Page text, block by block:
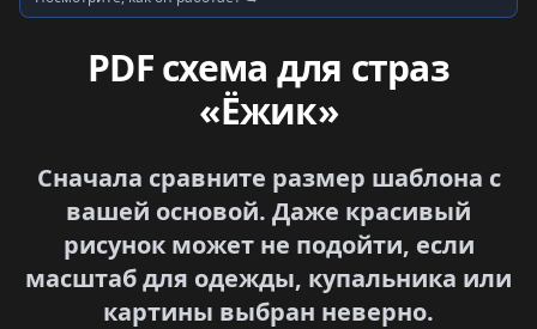
PDF схема для страз
«Ёжик»
Сначала сравните размер шаблона с
вашей основой. Даже красивый
рисунок может не подойти, если
масштаб для одежды, купальника или
картины выбран неверно.